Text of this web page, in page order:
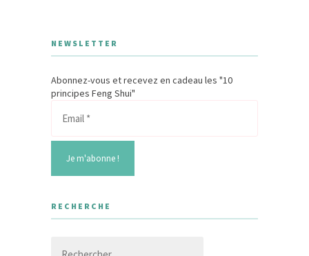
NEWSLETTER
Abonnez-vous et recevez en cadeau les "10
principes Feng Shui"
RECHERCHE